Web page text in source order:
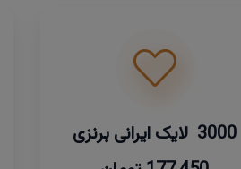
3000 لایک ایرانی برنزی